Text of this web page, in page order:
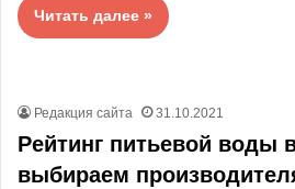
Читать далее »
Редакция сайта 31.10.2021
Рейтинг питьевой воды
выбираем